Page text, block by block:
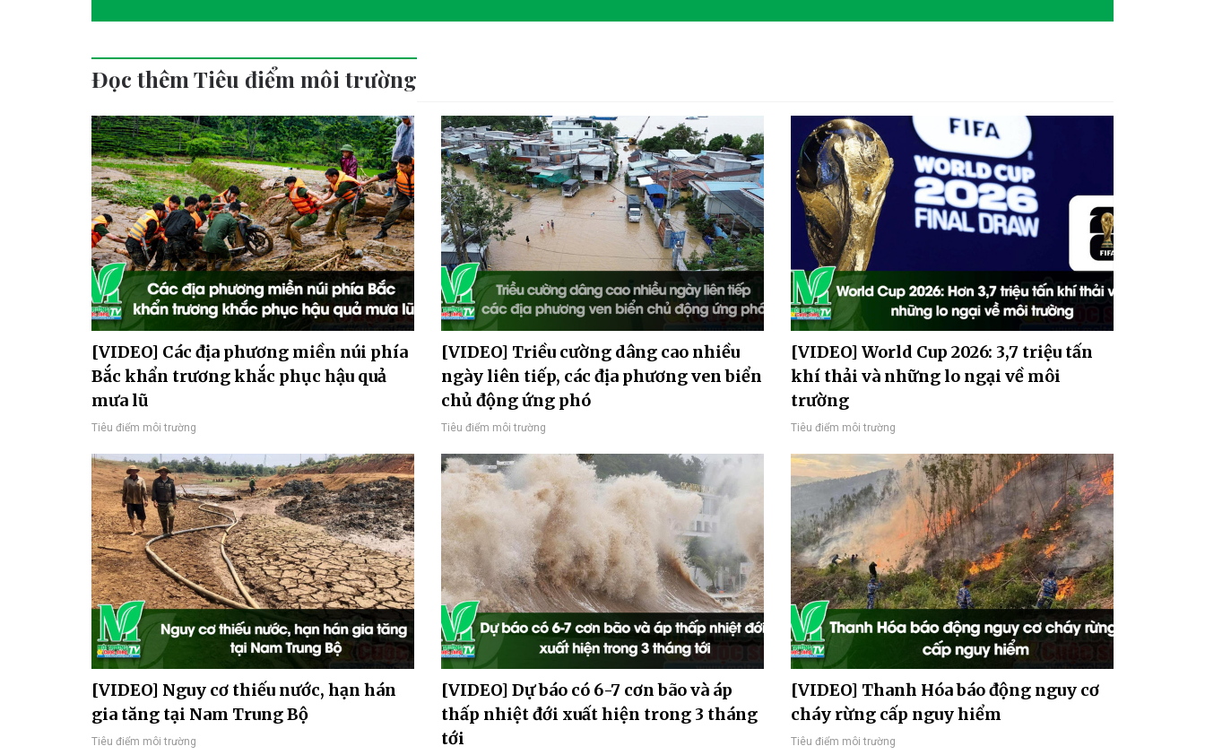
Đọc thêm Tiêu điểm môi trường
[VIDEO] Các địa phương miền núi phía
Bắc khẩn trương khắc phục hậu quả
mưa lũ
Tiêu điểm môi trường
[VIDEO] Triều cường dâng cao nhiều
ngày liên tiếp, các địa phương ven biển
chủ động ứng phó
Tiêu điểm môi trường
[VIDEO] World Cup 2026: 3,7 triệu tấn
khí thải và những lo ngại về môi
trường
Tiêu điểm môi trường
[VIDEO] Nguy cơ thiếu nước, hạn hán
gia tăng tại Nam Trung Bộ
Tiêu điểm môi trường
[VIDEO] Dự báo có 6-7 cơn bão và áp
thấp nhiệt đới xuất hiện trong 3 tháng
tới
[VIDEO] Thanh Hóa báo động nguy cơ
cháy rừng cấp nguy hiểm
Tiêu điểm môi trường